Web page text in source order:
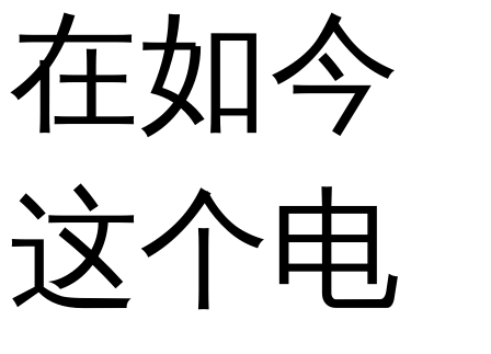
在如今
这个电